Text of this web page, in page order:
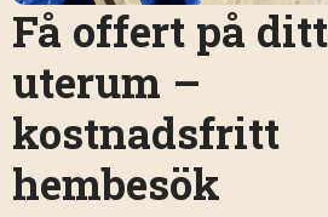
Få offert på ditt
uterum –
kostnadsfritt
hembesök